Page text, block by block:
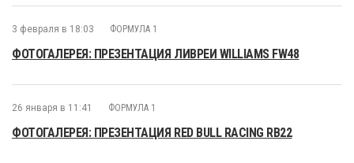
3 февраля в 18:03 ФОРМУЛА 1
ФОТОГАЛЕРЕЯ: ПРЕЗЕНТАЦИЯ ЛИВРЕИ WILLIAMS FW48
26 января в 11:41 ФОРМУЛА 1
ФОТОГАЛЕРЕЯ: ПРЕЗЕНТАЦИЯ RED BULL RACING RB22